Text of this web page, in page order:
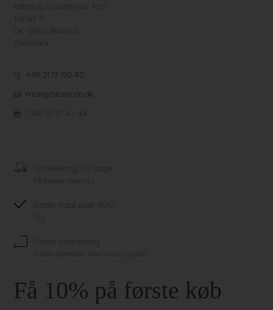
Kalstrup Livsstilshus ApS
Torvet 3
DK-9492 Blokhus
Danmark
+45 21 13 60 40
mail@blossom.dk
CVR: 32 15 43 44
Lyn levering, 1-3 dage
Få leveret med GLS
Gratis fragt over 499,-
Gratis ombytning
Passer størrelsen ikke? ombyt gratis
Få 10% på første køb